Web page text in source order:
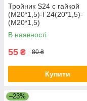
Тройник S24 с гайкой
(М20*1,5)-Г24(20*1,5)-
(М20*1,5)
В наявності
55 ₴ 80 ₴
Купити
–23%